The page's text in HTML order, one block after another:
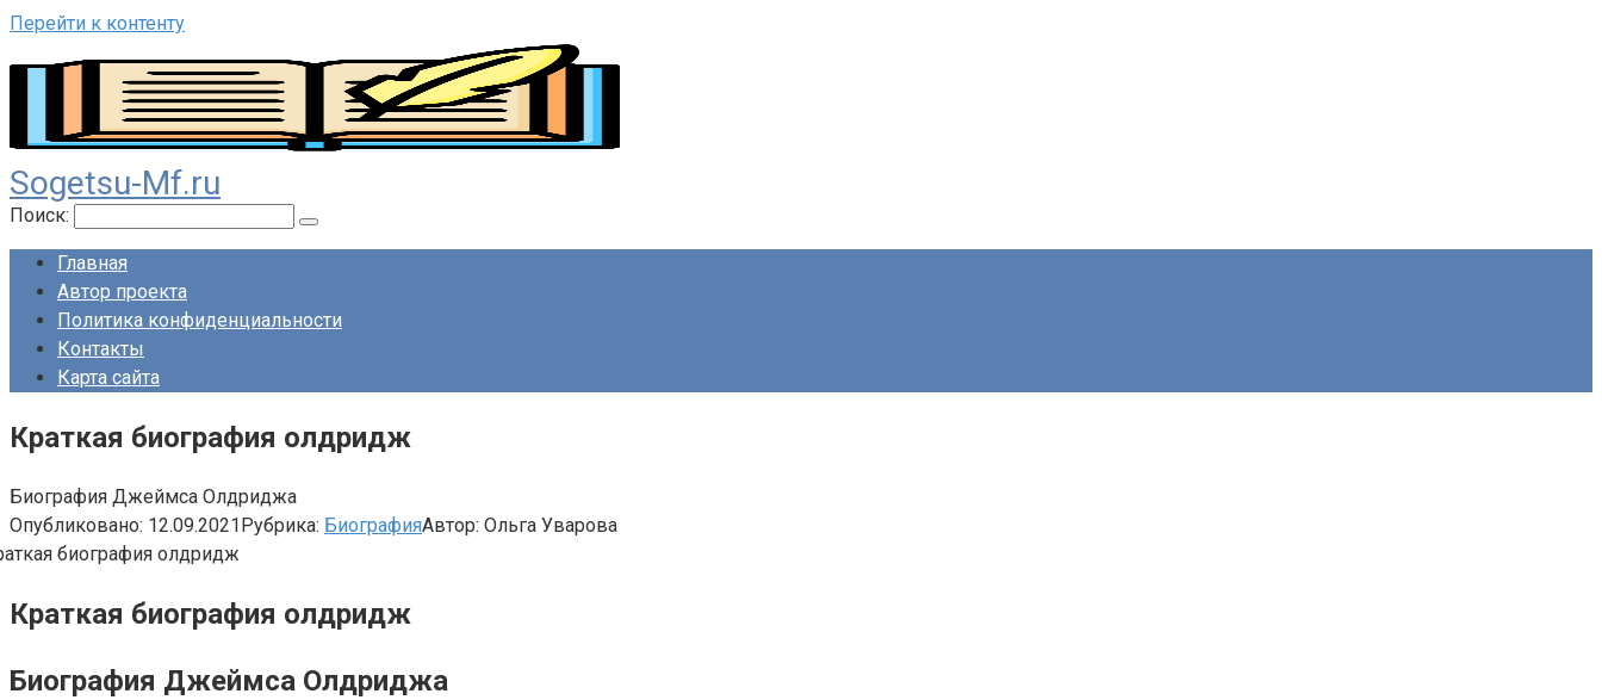
Перейти к контенту
Sogetsu-Mf.ru
Поиск:
Главная
Автор проекта
Политика конфиденциальности
Контакты
Карта сайта
Краткая биография олдридж
Биография Джеймса Олдриджа
Опубликовано: 12.09.2021Рубрика: БиографияАвтор: Ольга Уварова
Краткая биография олдридж
Биография Джеймса Олдриджа